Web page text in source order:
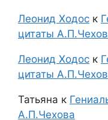
Леонид Ходос к
цитаты
Леонид Ходос к
цитаты
Татьяна к
А.П.Чехова